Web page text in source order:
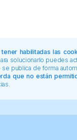
habilitadas las
solucionarlo puedes
publica de forma
que no están